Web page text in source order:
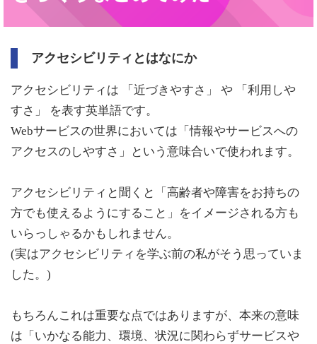
アクセシビリティとはなにか
アクセシビリティは 「近づきやすさ」 や 「利用しや
すさ」 を表す英単語です。
Webサービスの世界においては「情報やサービスへの
アクセスのしやすさ」という意味合いで使われます。
アクセシビリティと聞くと「高齢者や障害をお持ちの
方でも使えるようにすること」をイメージされる方も
いらっしゃるかもしれません。
(実はアクセシビリティを学ぶ前の私がそう思っていま
した。)
もちろんこれは重要な点ではありますが、本来の意味
は「いかなる能力、環境、状況に関わらずサービスや